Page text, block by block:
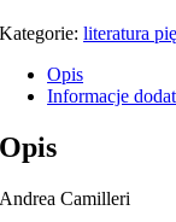
Kategorie:literatura
Opis
Informacje
Opis
Andrea Camilleri